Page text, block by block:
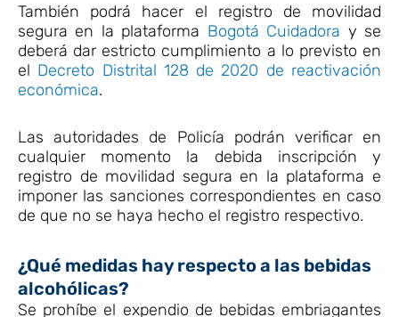
También podrá hacer el registro de movilidad
segura en la plataforma Bogotá Cuidadora y se
deberá dar estricto cumplimiento a lo previsto en
el Decreto Distrital 128 de 2020 de reactivación
económica.
Las autoridades de Policía podrán verificar en
cualquier momento la debida inscripción y
registro de movilidad segura en la plataforma e
imponer las sanciones correspondientes en caso
de que no se haya hecho el registro respectivo.
¿Qué medidas hay respecto a las bebidas
alcohólicas?
Se prohíbe el expendio de bebidas embriagantes